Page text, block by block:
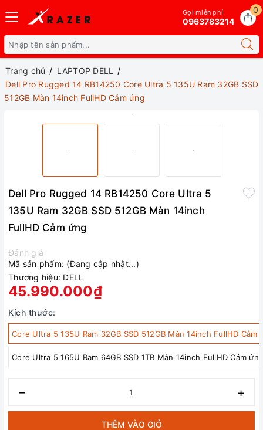
0
Gọi miễn phí
0963783214
Trang chủ
LAPTOP DELL
Dell Pro Rugged 14 RB14250 Core Ultra 5 135U Ram 32GB SSD
512GB Màn 14inch FullHD Cảm ứng
Dell Pro Rugged 14 RB14250 Core Ultra 5
135U Ram 32GB SSD 512GB Màn 14inch
FullHD Cảm ứng
Đánh giá
Mã sản phẩm: (Đang cập nhật...)
Thương hiệu: DELL
45.990.000₫
Kích thước:
Core Ultra 5 135U Ram 32GB SSD 512GB Màn 14inch FullHD Cảm
Core Ultra 5 165U Ram 64GB SSD 1TB Màn 14inch FullHD Cảm ứng
– +
THÊM VÀO GIỎ